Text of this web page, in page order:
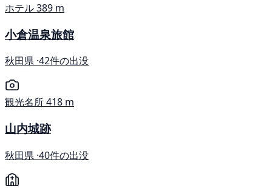
ホテル389 m
小倉温泉旅館
秋田県 ·42件の出没
観光名所418 m
山内城跡
秋田県 ·40件の出没